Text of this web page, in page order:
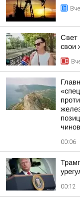
Свет
свои
00:06
00:12